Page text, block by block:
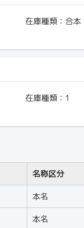
在庫種類： 合本
在庫種類： 1
名称区分
本名
本名